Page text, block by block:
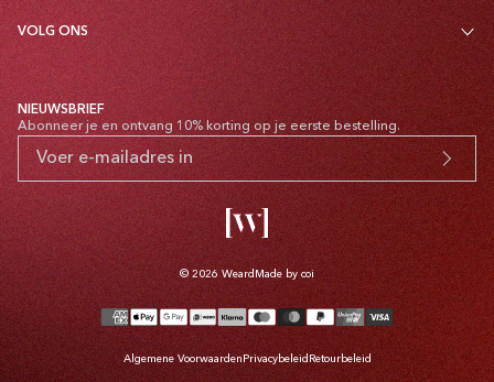
VOLG ONS
NIEUWSBRIEF
Abonneer je en ontvang 10% korting op je eerste bestelling.
© 2026 Weard Made by coi
Betaalmethoden
Algemene VoorwaardenPrivacybeleid Retourbeleid